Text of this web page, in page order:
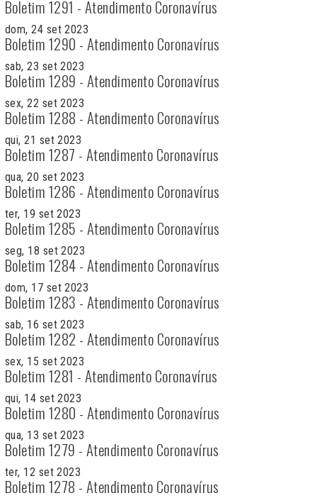
Boletim 1291 - Atendimento Coronavírus
dom, 24 set 2023
Boletim 1290 - Atendimento Coronavírus
sab, 23 set 2023
Boletim 1289 - Atendimento Coronavírus
sex, 22 set 2023
Boletim 1288 - Atendimento Coronavírus
qui, 21 set 2023
Boletim 1287 - Atendimento Coronavírus
qua, 20 set 2023
Boletim 1286 - Atendimento Coronavírus
ter, 19 set 2023
Boletim 1285 - Atendimento Coronavírus
seg, 18 set 2023
Boletim 1284 - Atendimento Coronavírus
dom, 17 set 2023
Boletim 1283 - Atendimento Coronavírus
sab, 16 set 2023
Boletim 1282 - Atendimento Coronavírus
sex, 15 set 2023
Boletim 1281 - Atendimento Coronavírus
qui, 14 set 2023
Boletim 1280 - Atendimento Coronavírus
qua, 13 set 2023
Boletim 1279 - Atendimento Coronavírus
ter, 12 set 2023
Boletim 1278 - Atendimento Coronavírus